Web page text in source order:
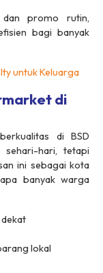
promo rutin,
bagi banyak
untuk Keluarga
di
di BSD
sehari-hari, tetapi
ini sebagai kota
banyak warga
dekat
lokal